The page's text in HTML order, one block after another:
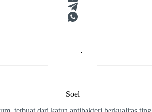
Soel
terbuat dari katun antibakteri berkualitas